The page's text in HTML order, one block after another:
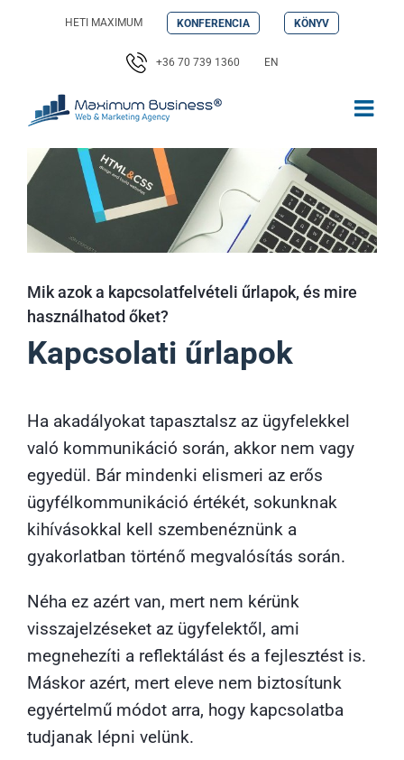
HETI MAXIMUM KONFERENCIA KÖNYV
+36 70 739 1360 EN
Mik azok a kapcsolatfelvételi űrlapok, és mire
használhatod őket?
Kapcsolati űrlapok
Ha akadályokat tapasztalsz az ügyfelekkel
való kommunikáció során, akkor nem vagy
egyedül. Bár mindenki elismeri az erős
ügyfélkommunikáció értékét, sokunknak
kihívásokkal kell szembenéznünk a
gyakorlatban történő megvalósítás során.
Néha ez azért van, mert nem kérünk
visszajelzéseket az ügyfelektől, ami
megnehezíti a reflektálást és a fejlesztést is.
Máskor azért, mert eleve nem biztosítunk
egyértelmű módot arra, hogy kapcsolatba
tudjanak lépni velünk.